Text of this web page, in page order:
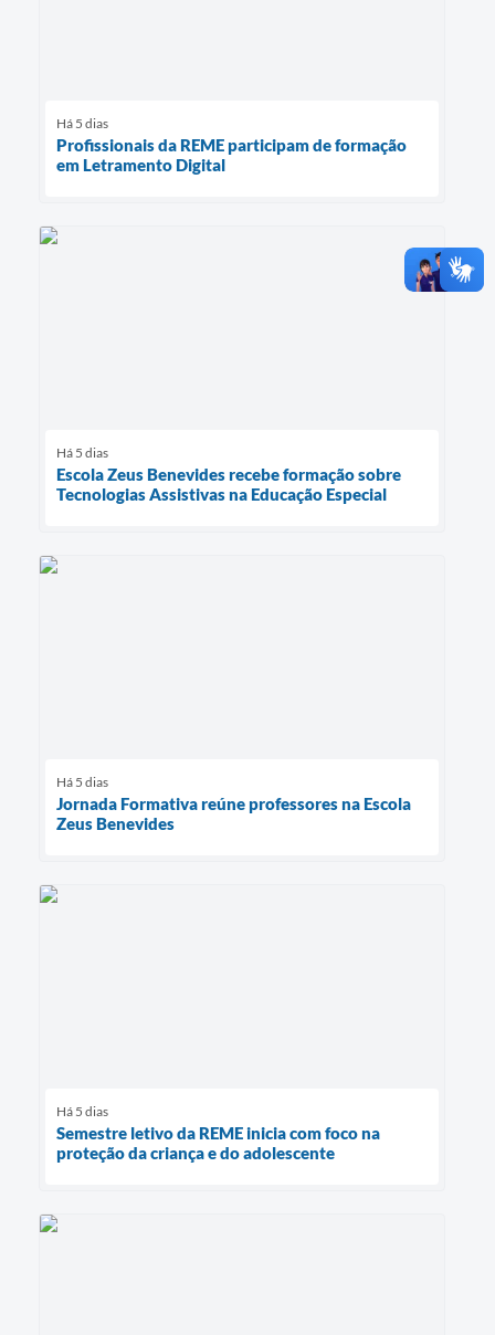
Há 5 dias
Profissionais da REME participam de formação
em Letramento Digital
Há 5 dias
Escola Zeus Benevides recebe formação sobre
Tecnologias Assistivas na Educação Especial
Há 5 dias
Jornada Formativa reúne professores na Escola
Zeus Benevides
Há 5 dias
Semestre letivo da REME inicia com foco na
proteção da criança e do adolescente